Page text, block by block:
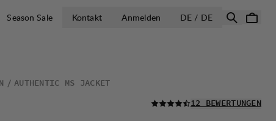
Season Sale Kontakt Anmelden DE / DELAND
AUTHENTIC MS JACKET
LESEN SIE ALLE
12 BEWERTUNGEN